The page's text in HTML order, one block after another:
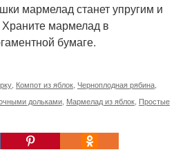
мармелад станет упругим и
Храните мармелад в
бумаге.
Компот из яблок Черноплодная рябина
дольками Мармелад из яблок Простые